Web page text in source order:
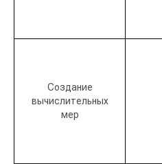
Создание
вычислительных
мер